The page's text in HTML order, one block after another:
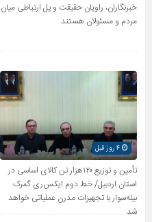
خبرنگاران، راویان حقیقت و پل ارتباطی میان
مردم و مسئولان هستند
4 روز قبل
تأمین و توزیع ۱۲۰هزار تن کالای اساسی در
استان اردبیل/ خط دوم ایکس‌ری گمرک
بیله‌سوار با تجهیزات مدرن عملیاتی خواهد
شد